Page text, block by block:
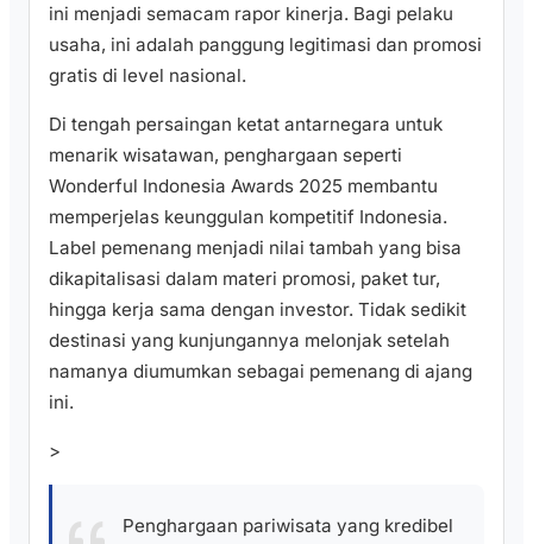
ini menjadi semacam rapor kinerja. Bagi pelaku
usaha, ini adalah panggung legitimasi dan promosi
gratis di level nasional.
Di tengah persaingan ketat antarnegara untuk
menarik wisatawan, penghargaan seperti
Wonderful Indonesia Awards 2025 membantu
memperjelas keunggulan kompetitif Indonesia.
Label pemenang menjadi nilai tambah yang bisa
dikapitalisasi dalam materi promosi, paket tur,
hingga kerja sama dengan investor. Tidak sedikit
destinasi yang kunjungannya melonjak setelah
namanya diumumkan sebagai pemenang di ajang
ini.
>
Penghargaan pariwisata yang kredibel